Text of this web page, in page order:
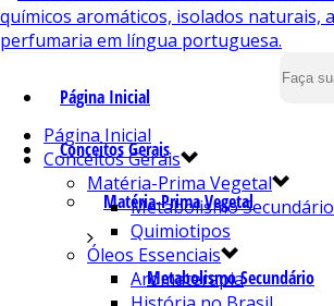
Página Inicial
Conceitos Gerais
Matéria-Prima Vegetal
Metabolismo Secundário
Página Inicial
Conceitos Gerais
Matéria-Prima Vegetal
Metabolismo Secundário
Quimiotipos
Óleos Essenciais
Aromaterapia